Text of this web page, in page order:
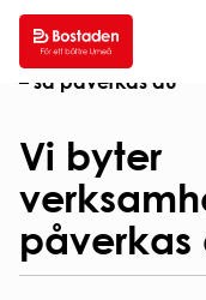
SÖK
LEDIGT
SÖK
LEDIGT
DITT
Hem/Om oss
– så påverkas du
Vi byter
påverkas